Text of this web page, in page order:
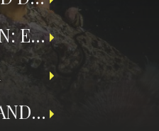
RONNY ARNESEN: ET TILBAKEBLIKK PÅ TEKNISK DYKKING
KURS I GASSBLANDING OG NITROXDYKKING